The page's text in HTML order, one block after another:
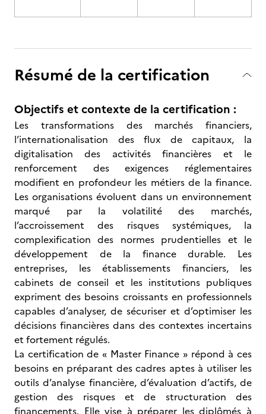
Résumé de la certification
Objectifs et contexte de la certification :
Les transformations des marchés financiers,
l’internationalisation des flux de capitaux, la
digitalisation des activités financières et le
renforcement des exigences réglementaires
modifient en profondeur les métiers de la finance.
Les organisations évoluent dans un environnement
marqué par la volatilité des marchés,
l’accroissement des risques systémiques, la
complexification des normes prudentielles et le
développement de la finance durable. Les
entreprises, les établissements financiers, les
cabinets de conseil et les institutions publiques
expriment des besoins croissants en professionnels
capables d’analyser, de sécuriser et d’optimiser les
décisions financières dans des contextes incertains
et fortement régulés.
La certification de « Master Finance » répond à ces
besoins en préparant des cadres aptes à utiliser les
outils d’analyse financière, d’évaluation d’actifs, de
gestion des risques et de structuration des
financements. Elle vise à préparer les diplômés à